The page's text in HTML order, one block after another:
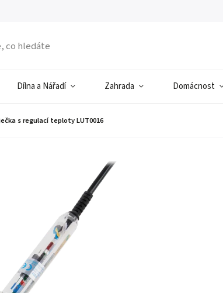
Dílna a Nářadí Zahrada Domácnost
s regulací teploty LUT0016